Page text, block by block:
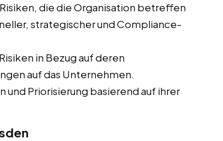
die die Organisation betreffen
strategischer und Compliance-
in Bezug auf deren
auf das Unternehmen.
und Priorisierung basierend auf ihrer